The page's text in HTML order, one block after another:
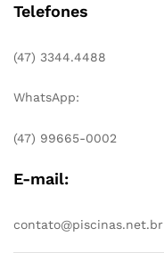
Telefones
(47) 3344.4488
WhatsApp:
(47) 99665-0002
E-mail:
contato@piscinas.net.br